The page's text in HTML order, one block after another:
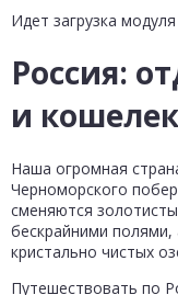
Идет загрузка модуля
Россия:
и
Наша огромная
Черноморского
сменяются
бескрайними
кристально чистых
Путешествовать по